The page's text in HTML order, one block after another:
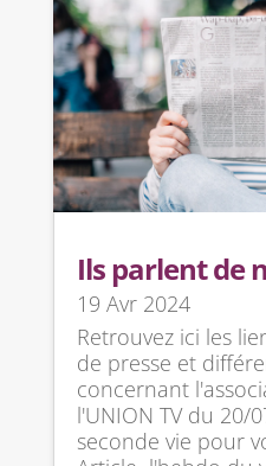
Ils parlent de
19 Avr 2024
Retrouvez ici les
de presse et
concernant
l'UNION TV du 20/
seconde vie pour